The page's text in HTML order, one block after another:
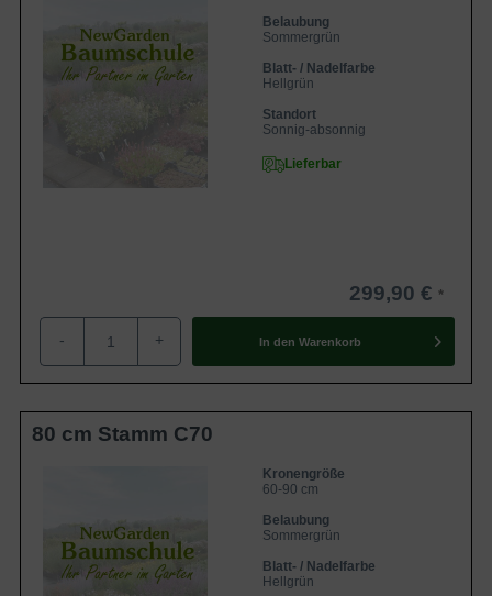
Belaubung
Sommergrün
Blatt- / Nadelfarbe
Hellgrün
Standort
Sonnig-absonnig
Lieferbar
299,90 €
- + In den Warenkorb
80 cm Stamm C70
Kronengröße
60-90 cm
Belaubung
Sommergrün
Blatt- / Nadelfarbe
Hellgrün